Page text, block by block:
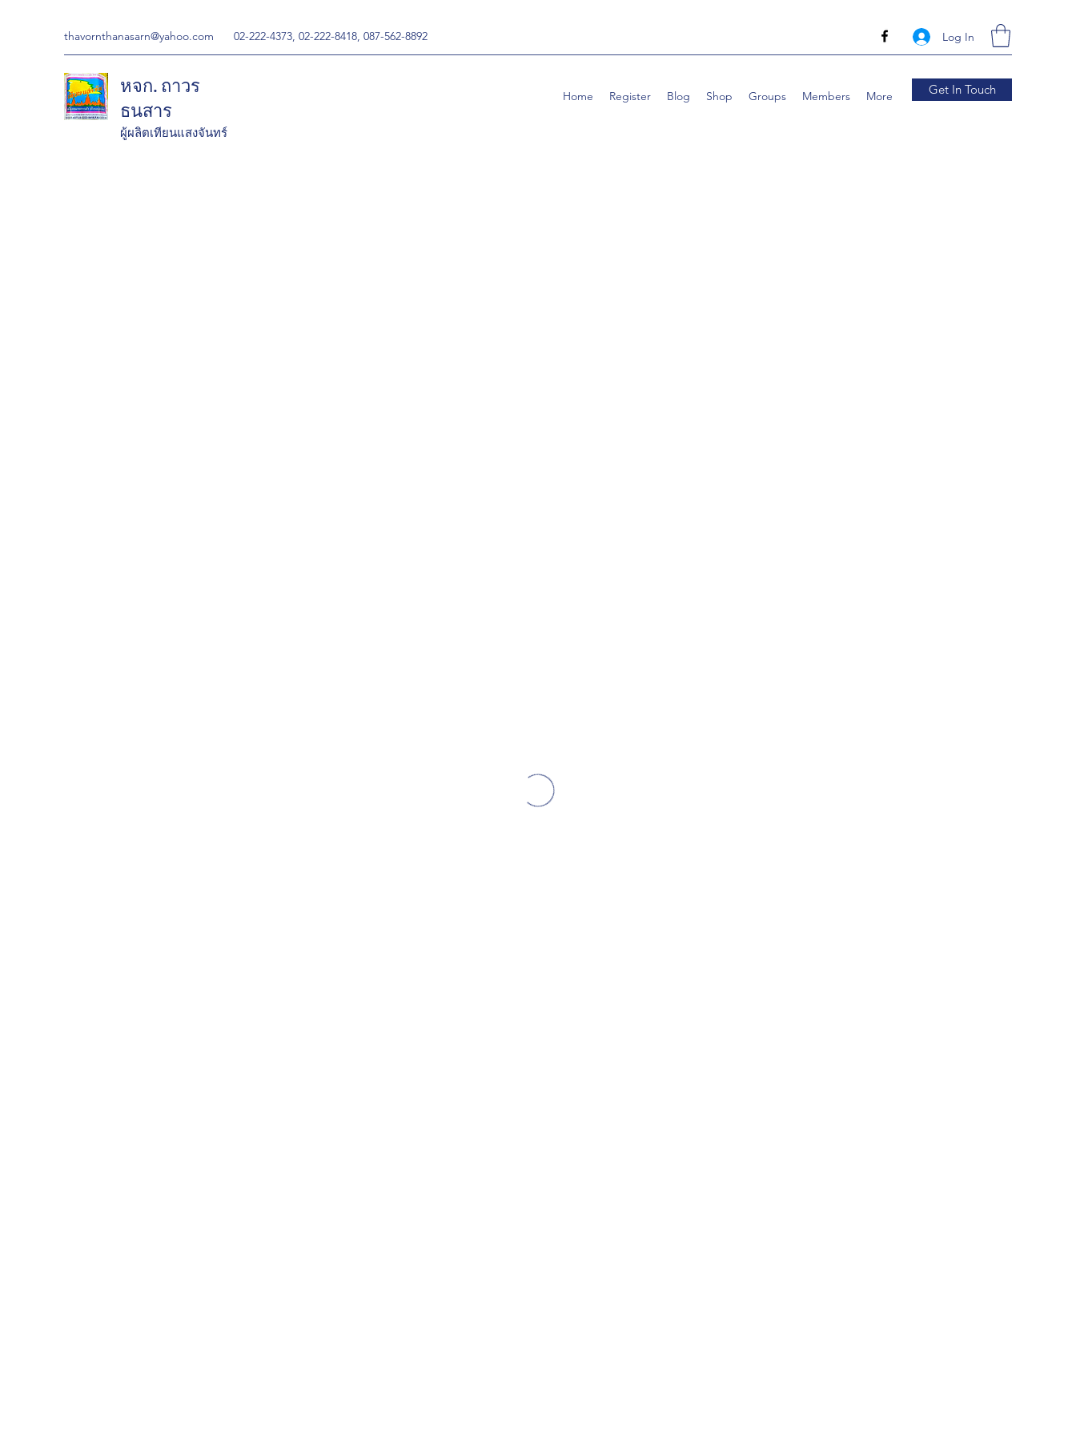
thavornthanasarn@yahoo.com 02-222-4373, 02-222-8418, 087-562-8892 Log In
หจก. ถาวร
ธนสาร
ผู้ผลิตเทียนแสงจันทร์
Home Register Blog Shop Groups Members More Get In Touch